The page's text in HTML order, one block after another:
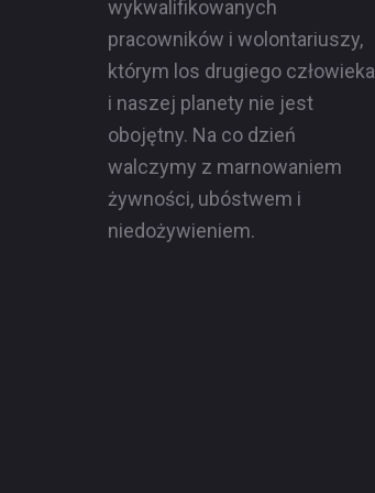
wykwalifikowanych
pracowników i wolontariuszy,
którym los drugiego człowieka
i naszej planety nie jest
obojętny. Na co dzień
walczymy z marnowaniem
żywności, ubóstwem i
niedożywieniem.